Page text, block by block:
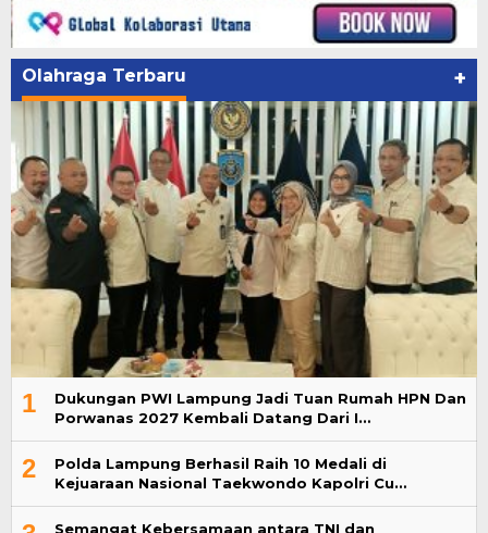
Olahraga Terbaru +
1
Dukungan PWI Lampung Jadi Tuan Rumah HPN Dan
Porwanas 2027 Kembali Datang Dari I…
2
Polda Lampung Berhasil Raih 10 Medali di
Kejuaraan Nasional Taekwondo Kapolri Cu…
Semangat Kebersamaan antara TNI dan